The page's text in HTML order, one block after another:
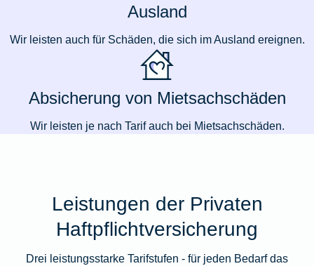
Ausland
Wir leisten auch für Schäden, die sich im Ausland ereignen.
Absicherung von Mietsachschäden
Wir leisten je nach Tarif auch bei Mietsachschäden.
Leistungen der Privaten
Haftpflichtversicherung
Drei leistungsstarke Tarifstufen - für jeden Bedarf das